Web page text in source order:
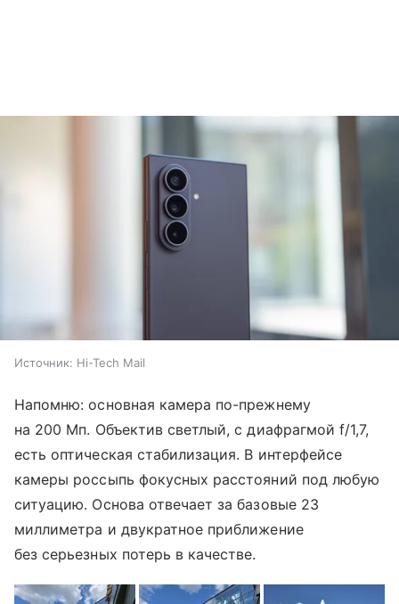
Источник: Hi-Tech Mail
Напомню: основная камера по-прежнему
на 200 Мп. Объектив светлый, с диафрагмой f/1,7,
есть оптическая стабилизация. В интерфейсе
камеры россыпь фокусных расстояний под любую
ситуацию. Основа отвечает за базовые 23
миллиметра и двукратное приближение
без серьезных потерь в качестве.